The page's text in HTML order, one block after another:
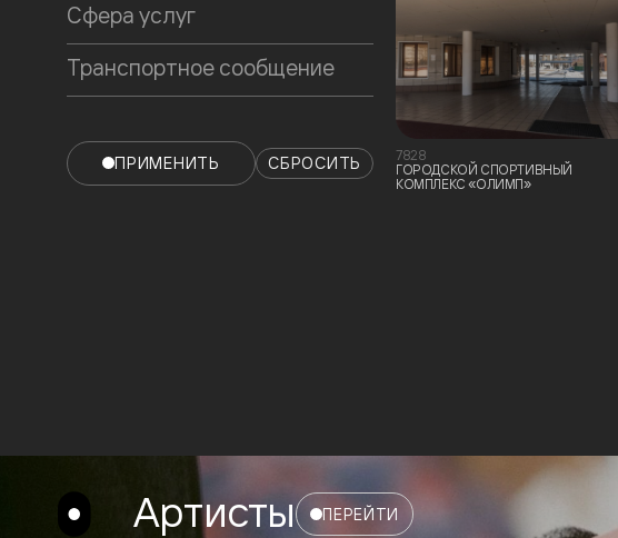
Сфера услуг
Транспортное сообщение
ПРИМЕНИТЬ СБРОСИТЬ
7828
ГОРОДСКОЙ СПОРТИВНЫЙ
КОМПЛЕКС «ОЛИМП»
Артисты ПЕРЕЙТИ